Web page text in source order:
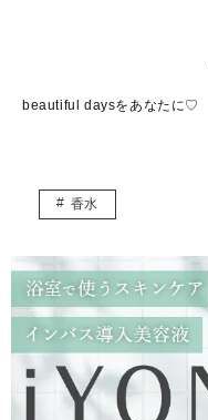
beautiful daysをあなたに♡
香水